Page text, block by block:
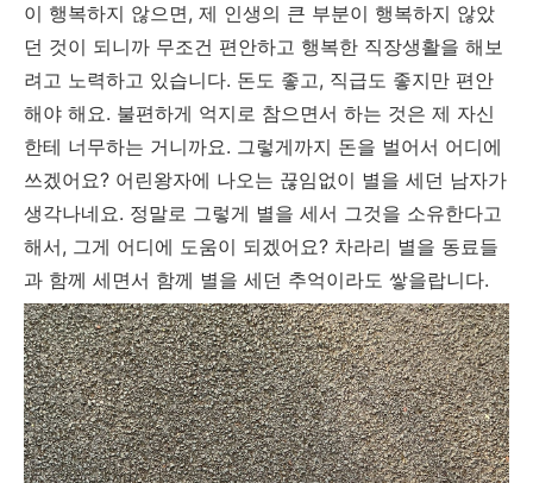
이 행복하지 않으면, 제 인생의 큰 부분이 행복하지 않았
던 것이 되니까 무조건 편안하고 행복한 직장생활을 해보
려고 노력하고 있습니다. 돈도 좋고, 직급도 좋지만 편안
해야 해요. 불편하게 억지로 참으면서 하는 것은 제 자신
한테 너무하는 거니까요. 그렇게까지 돈을 벌어서 어디에
쓰겠어요? 어린왕자에 나오는 끊임없이 별을 세던 남자가
생각나네요. 정말로 그렇게 별을 세서 그것을 소유한다고
해서, 그게 어디에 도움이 되겠어요? 차라리 별을 동료들
과 함께 세면서 함께 별을 세던 추억이라도 쌓을랍니다.